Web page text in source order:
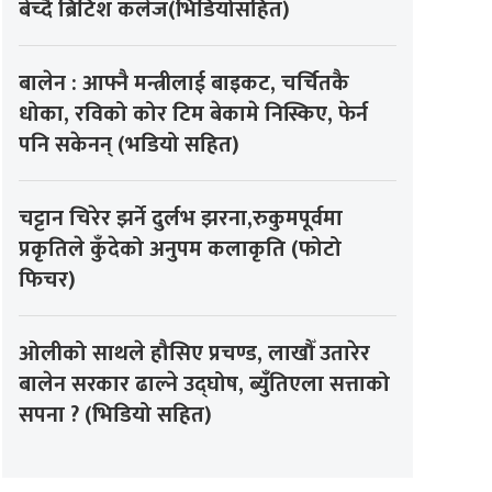
बेच्दै ब्रिटिश कलेज(भिडियोसहित)
बालेन : आफ्नै मन्त्रीलाई बाइकट, चर्चितकै
धोका, रविको कोर टिम बेकामे निस्किए, फेर्न
पनि सकेनन् (भडियो सहित)
चट्टान चिरेर झर्ने दुर्लभ झरना,रुकुमपूर्वमा
प्रकृतिले कुँदेको अनुपम कलाकृति (फोटो
फिचर)
ओलीको साथले हौसिए प्रचण्ड, लाखौँ उतारेर
बालेन सरकार ढाल्ने उद्घोष, ब्युँतिएला सत्ताको
सपना ? (भिडियो सहित)